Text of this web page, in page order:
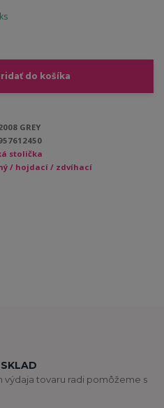
do košíka
GREY
stolička
/ hojdací / zdvíhací
výdaja tovaru radi pomôžeme s